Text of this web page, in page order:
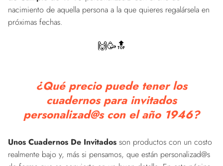
nacimiento de aquella persona a la que quieres regalársela en
próximas fechas.
🙌🥳🔝
¿Qué precio puede tener los
cuadernos para invitados
personalizad@s con el año 1946?
Unos Cuadernos De Invitados son productos con un costo
realmente bajo y, más si pensamos, que están personalizad@s